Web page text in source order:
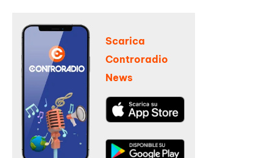
Scarica
Controradio
News